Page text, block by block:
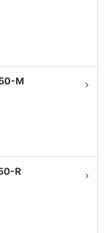
M
R